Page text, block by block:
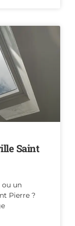
Saint
ou un
Pierre ?